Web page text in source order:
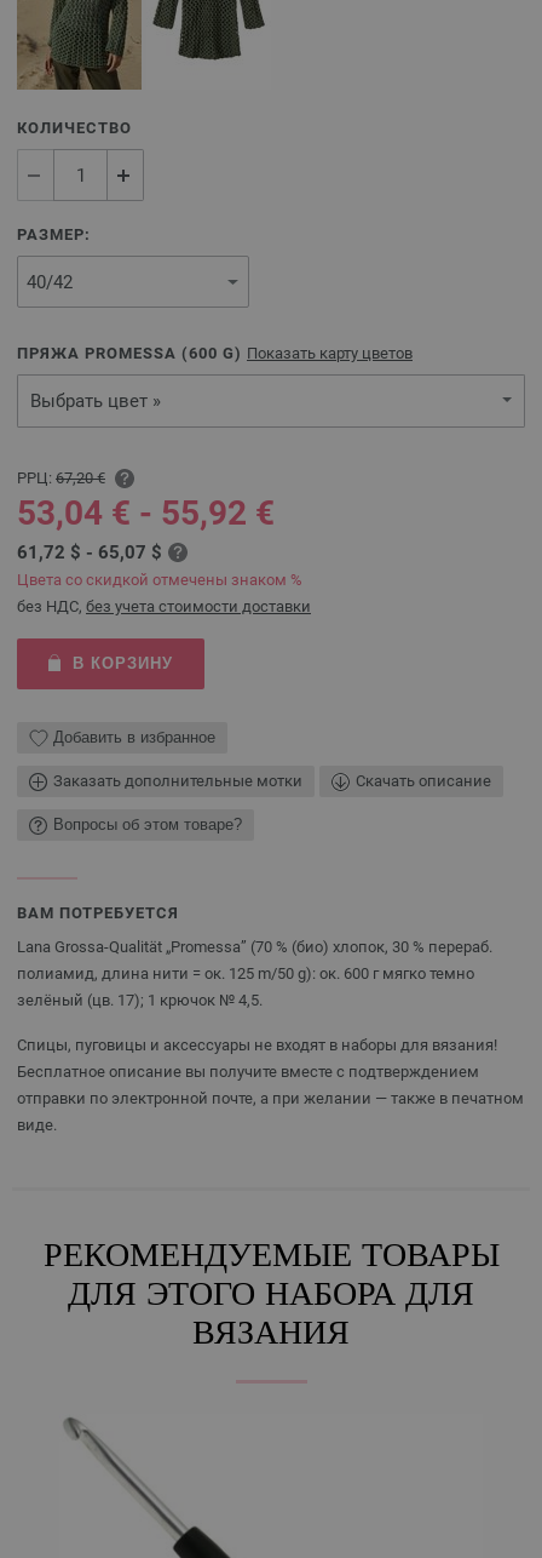
КОЛИЧЕСТВО
РАЗМЕР:
ПРЯЖА PROMESSA (600 G) Показать карту цветов
Выбрать цвет »
РРЦ: 67,20 €
53,04 € - 55,92 €
61,72 $ - 65,07 $
Цвета со скидкой отмечены знаком %
без НДС, без учета стоимости доставки
В КОРЗИНУ
Добавить в избранное
Заказать дополнительные мотки Скачать описание
Вопросы об этом товаре?
ВАМ ПОТРЕБУЕТСЯ
Lana Grossa-Qualität „Promessa” (70 % (био) хлопок, 30 % перераб.
полиамид, длина нити = ок. 125 m/50 g): ок. 600 г мягко темно
зелёный (цв. 17); 1 крючок № 4,5.
Спицы, пуговицы и аксессуары не входят в наборы для вязания!
Бесплатное описание вы получите вместе с подтверждением
отправки по электронной почте, а при желании — также в печатном
виде.
РЕКОМЕНДУЕМЫЕ ТОВАРЫ
ДЛЯ ЭТОГО НАБОРА ДЛЯ
ВЯЗАНИЯ